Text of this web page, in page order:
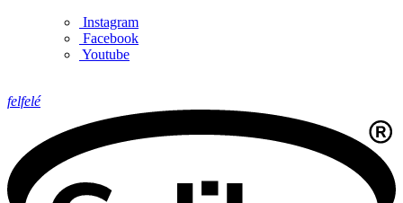
Instagram
Facebook
Youtube
felfelé